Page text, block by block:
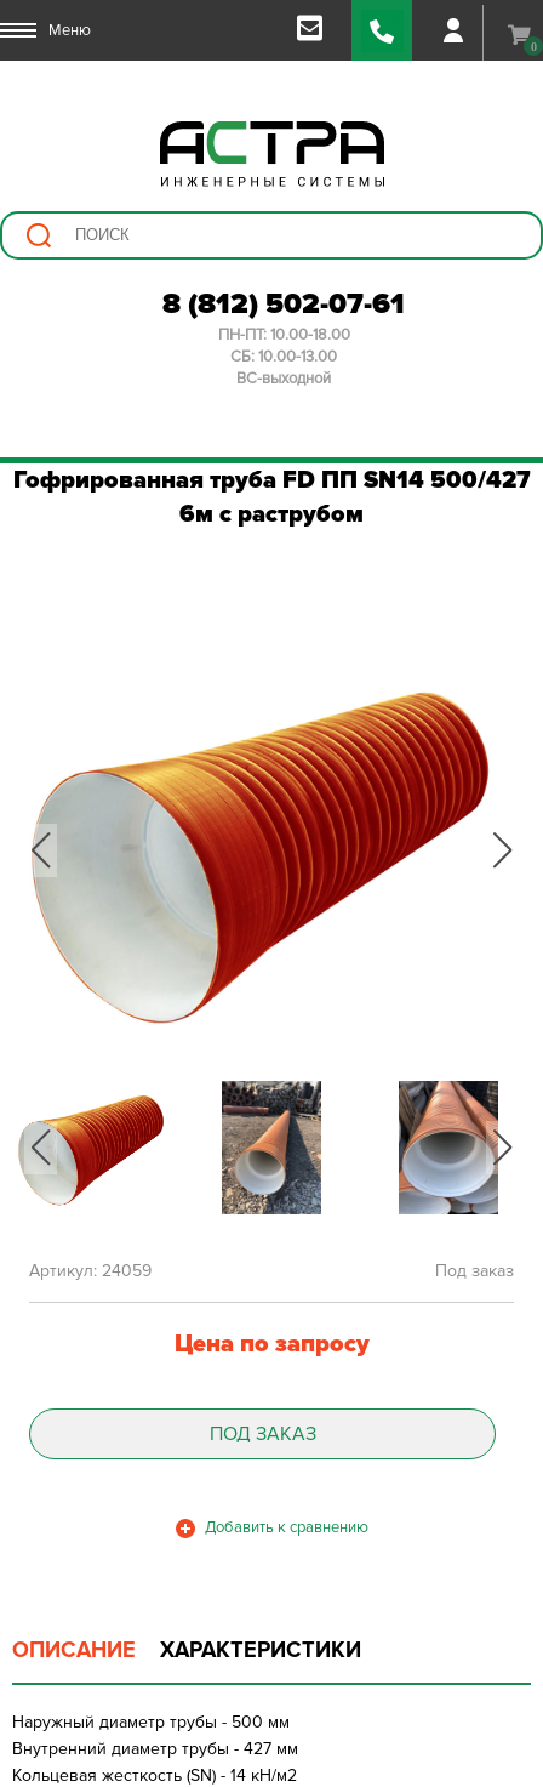
Меню
0
8 (812) 502-07-61
ПН-ПТ: 10.00-18.00
СБ: 10.00-13.00
ВС-выходной
Гофрированная труба FD ПП SN14 500/427
6м с раструбом
Под заказ
Артикул: 24059
Цена по запросу
ПОД ЗАКАЗ
ОПИСАНИЕ ХАРАКТЕРИСТИКИ
Наружный диаметр трубы - 500 мм
Внутренний диаметр трубы - 427 мм
Кольцевая жесткость (SN) - 14 кН/м2